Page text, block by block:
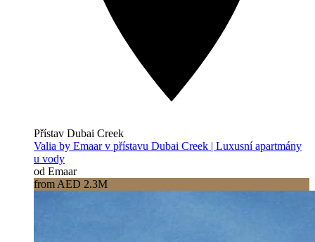
Přístav Dubai Creek
Valia by Emaar v přístavu Dubai Creek | Luxusní apartmány
u vody
od Emaar
from AED 2.3M